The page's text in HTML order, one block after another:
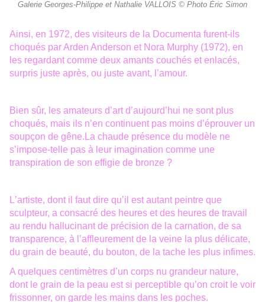
Galerie Georges-Philippe et Nathalie VALLOIS © Photo Éric Simon
Ainsi, en 1972, des visiteurs de la Documenta furent-ils
choqués par Arden Anderson et Nora Murphy (1972), en
les regardant comme deux amants couchés et enlacés,
surpris juste après, ou juste avant, l ʼamour.
Bien sûr, les amateurs dʼart dʼaujourdʼhui ne sont plus
choqués, mais ils nʼen continuent pas moins dʼéprouver un
soupçon de gêne. La chaude présence du modèle ne
sʼimpose-telle pas à leur imagination comme une
transpiration de son effigie de bronze ?
Lʼartiste, dont il faut dire quʼil est autant peintre que
sculpteur, a consacré des heures et des heures de travail
au rendu hallucinant de précision de la carnation, de sa
transparence, à l ʼaffleurement de la veine la plus délicate,
du grain de beauté, du bouton, de la tache les plus infimes.
A quelques centimètres dʼun corps nu grandeur nature,
dont le grain de la peau est si perceptible quʼon croit le voir
frissonner, on garde les mains dans les poches.